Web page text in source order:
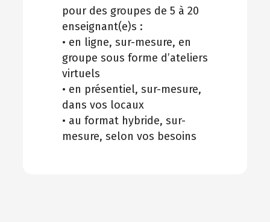
pour des groupes de 5 à 20
enseignant(e)s :
• en ligne, sur-mesure, en
groupe sous forme d’ateliers
virtuels
• en présentiel, sur-mesure,
dans vos locaux
• au format hybride, sur-
mesure, selon vos besoins